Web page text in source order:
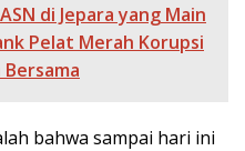
di Jepara yang Main
Pelat Merah Korupsi
bahwa sampai hari ini